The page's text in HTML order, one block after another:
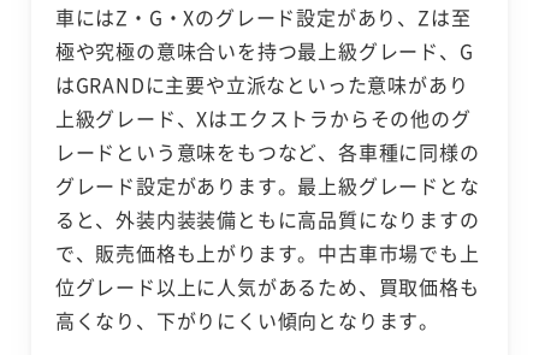
車にはZ・G・Xのグレード設定があり、Zは至
極や究極の意味合いを持つ最上級グレード、G
はGRANDに主要や立派なといった意味があり
上級グレード、Xはエクストラからその他のグ
レードという意味をもつなど、各車種に同様の
グレード設定があります。最上級グレードとな
ると、外装内装装備ともに高品質になりますの
で、販売価格も上がります。中古車市場でも上
位グレード以上に人気があるため、買取価格も
高くなり、下がりにくい傾向となります。